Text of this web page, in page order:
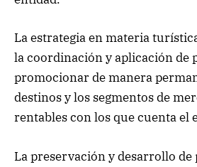
La estrategia en materia
la coordinación y aplicación de
promocionar de manera
destinos y los segmentos de
rentables con los que cuenta el
La preservación y desarrollo de